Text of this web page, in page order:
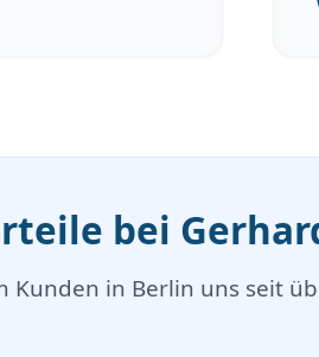
bei
Kunden in Berlin uns seit